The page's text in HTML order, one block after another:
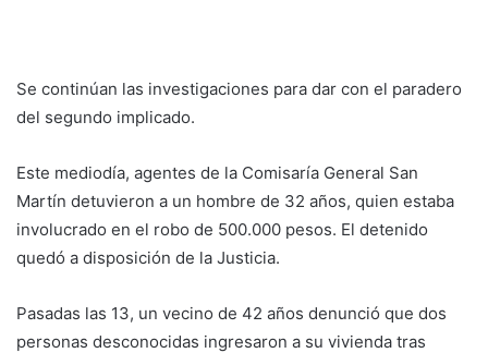
Se continúan las investigaciones para dar con el paradero
del segundo implicado.
Este mediodía, agentes de la Comisaría General San
Martín detuvieron a un hombre de 32 años, quien estaba
involucrado en el robo de 500.000 pesos. El detenido
quedó a disposición de la Justicia.
Pasadas las 13, un vecino de 42 años denunció que dos
personas desconocidas ingresaron a su vivienda tras